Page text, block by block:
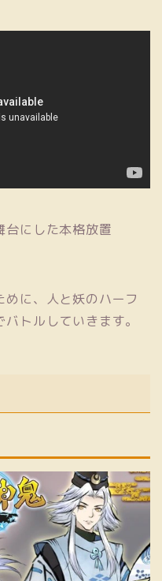
台にした本格放置
に、人と妖のハーフ
トルしていきます。